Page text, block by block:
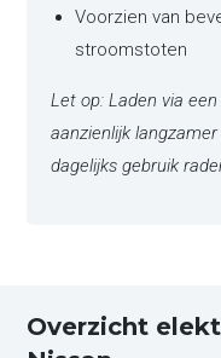
Voorzien van
stroomstoten
Let op: Laden via
aanzienlijk
dagelijks gebruik
Overzicht